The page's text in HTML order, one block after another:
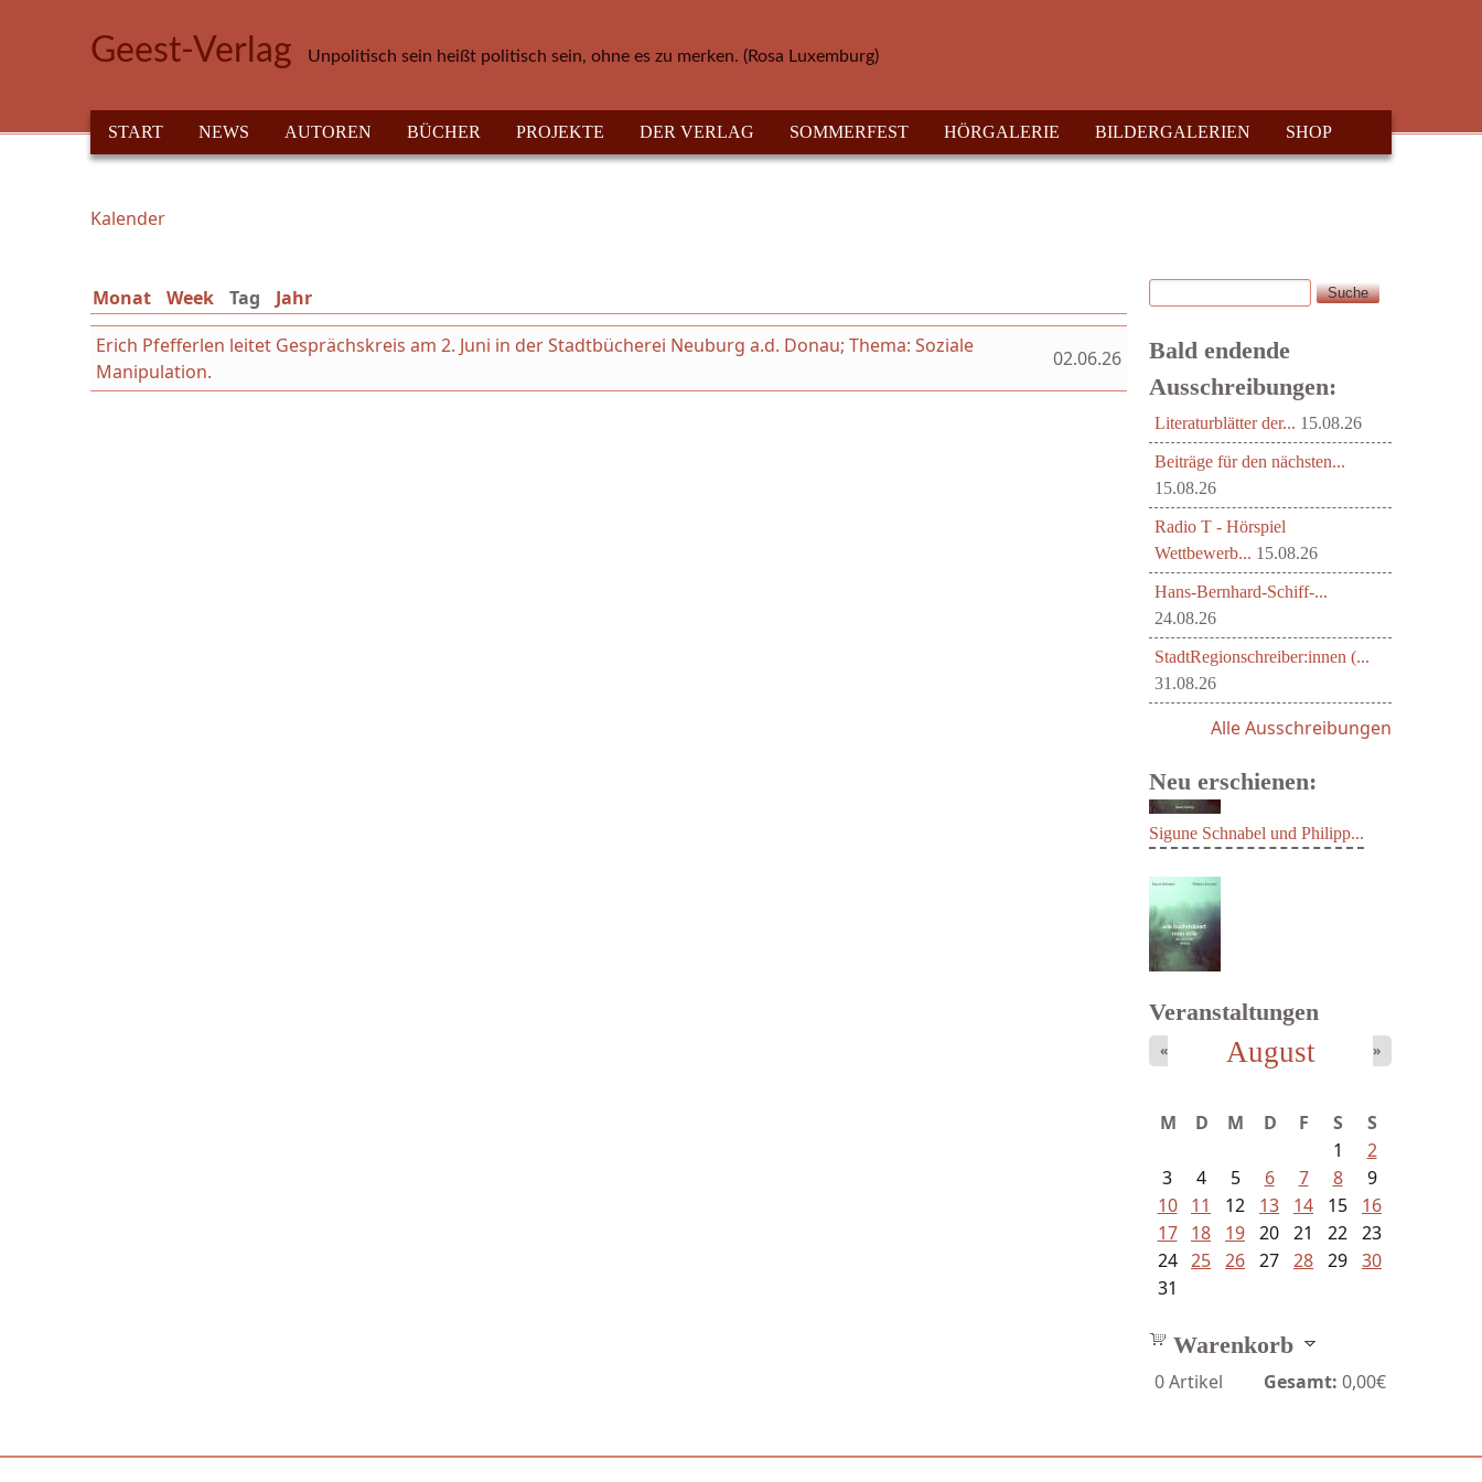
Geest-Verlag Unpolitisch sein heißt politisch sein, ohne es zu merken. (Rosa Luxemburg)
HAUPTMENÜ
START NEWS AUTOREN BÜCHER PROJEKTE DER VERLAG SOMMERFEST HÖRGALERIE BILDERGALERIEN SHOP
Sie sind hier
Kalender
Monat Week Tag (aktiver Reiter)
Jahr
Erich Pfefferlen leitet Gesprächskreis am 2. Juni in der Stadtbücherei Neuburg a.d. Donau; Thema: Soziale
Manipulation.
02.06.26
Suchformular
Suche
Bald endende
Ausschreibungen:
Literaturblätter der... 15.08.26
Beiträge für den nächsten...
15.08.26
Radio T - Hörspiel
Wettbewerb... 15.08.26
Hans-Bernhard-Schiff-...
24.08.26
StadtRegionschreiber:innen (...
31.08.26
Alle Ausschreibungen
Neu erschienen:
Sigune Schnabel und Philipp...
Veranstaltungen
August
« »
M D M D F S
S
1
2
3
4 5 6 7 8
9
10
11 12 13 14 15
16
17
18 19 20 21 22 23
24 25 26 27 28 29 30
31
Warenkorb
0Artikel Gesamt: 0,00€